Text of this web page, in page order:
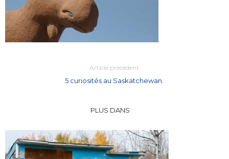
Article précédent
5 curiosités au Saskatchewan.
PLUS DANS